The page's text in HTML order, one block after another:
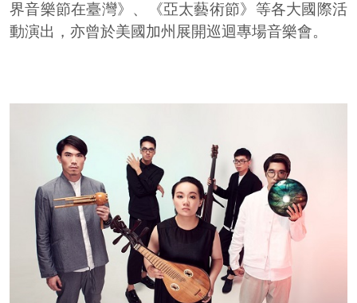
界音樂節在臺灣》、《亞太藝術節》等各大國際活
動演出，亦曾於美國加州展開巡迴專場音樂會。